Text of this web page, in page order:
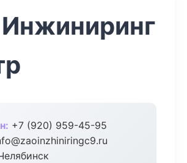
+7 (920) 959-45-95